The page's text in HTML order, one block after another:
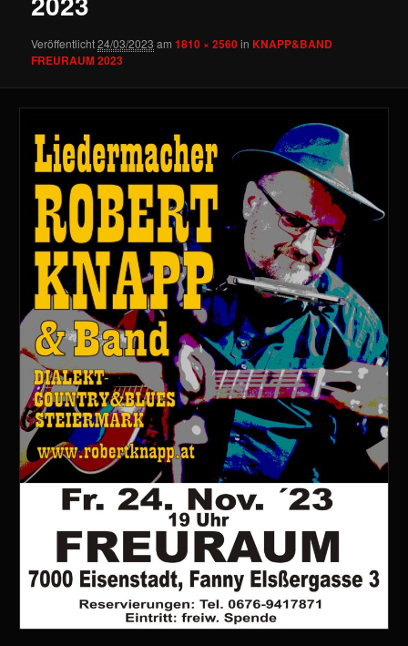
Veröffentlicht24/03/2023 am1810 × 2560inKNAPP&BAND
FREURAUM 2023